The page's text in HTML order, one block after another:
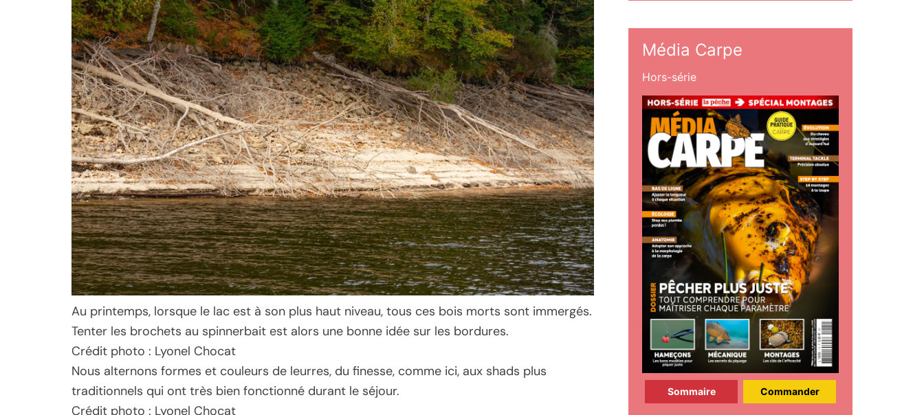
Au printemps, lorsque le lac est à son plus haut niveau, tous ces bois morts sont immergés.
Tenter les brochets au spinnerbait est alors une bonne idée sur les bordures.
Crédit photo : Lyonel Chocat
Nous alternons formes et couleurs de leurres, du finesse, comme ici, aux shads plus
traditionnels qui ont très bien fonctionné durant le séjour.
Crédit photo : Lyonel Chocat
Média Carpe
Hors-série
Sommaire Commander